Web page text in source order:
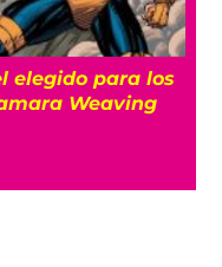
elegido para los
Weaving